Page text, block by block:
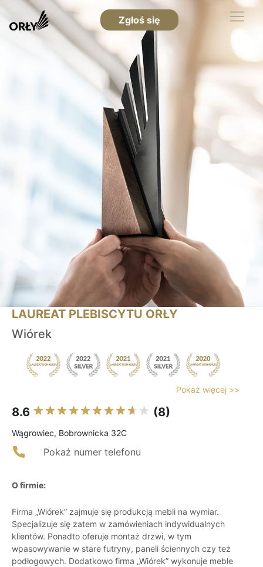
Zgłoś się
LAUREAT PLEBISCYTU ORŁY
Wiórek
Pokaż więcej >>
8.6 (8)
Wągrowiec, Bobrownicka 32C
Pokaż numer telefonu
O firmie:
Firma „Wiórek” zajmuje się produkcją mebli na wymiar.
Specjalizuje się zatem w zamówieniach indywidualnych
klientów. Ponadto oferuje montaż drzwi, w tym
wpasowywanie w stare futryny, paneli ściennych czy też
podłogowych. Dodatkowo firma „Wiórek” wykonuje meble